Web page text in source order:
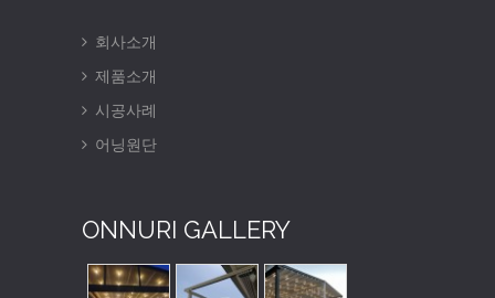
회사소개
제품소개
시공사례
어닝원단
ONNURI GALLERY